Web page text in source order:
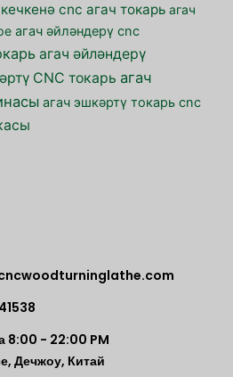
кечкенә cnc агач токарь агач
агач әйләндерү cnc
агач әйләндерү
CNC токарь агач
агач эшкәртү токарь cnc
8:00 - 22:00 PM
Дечжоу, Китай